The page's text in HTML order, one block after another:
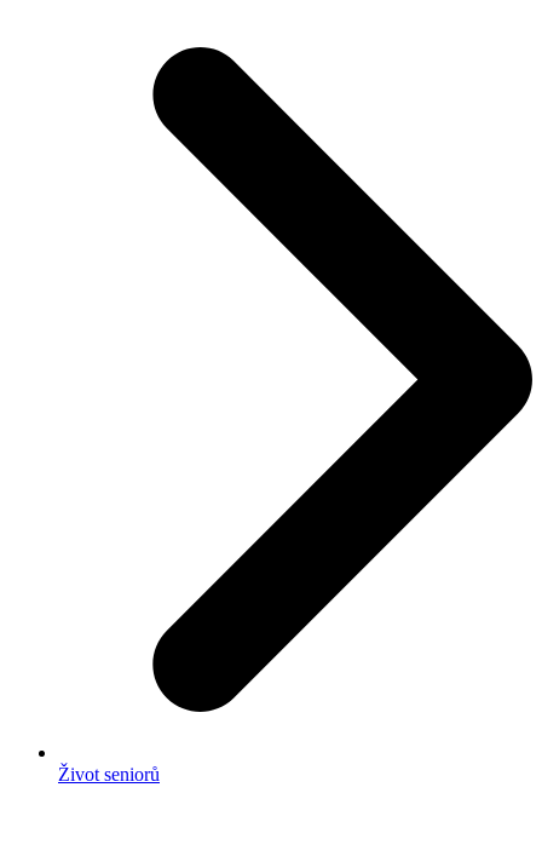
Život seniorů